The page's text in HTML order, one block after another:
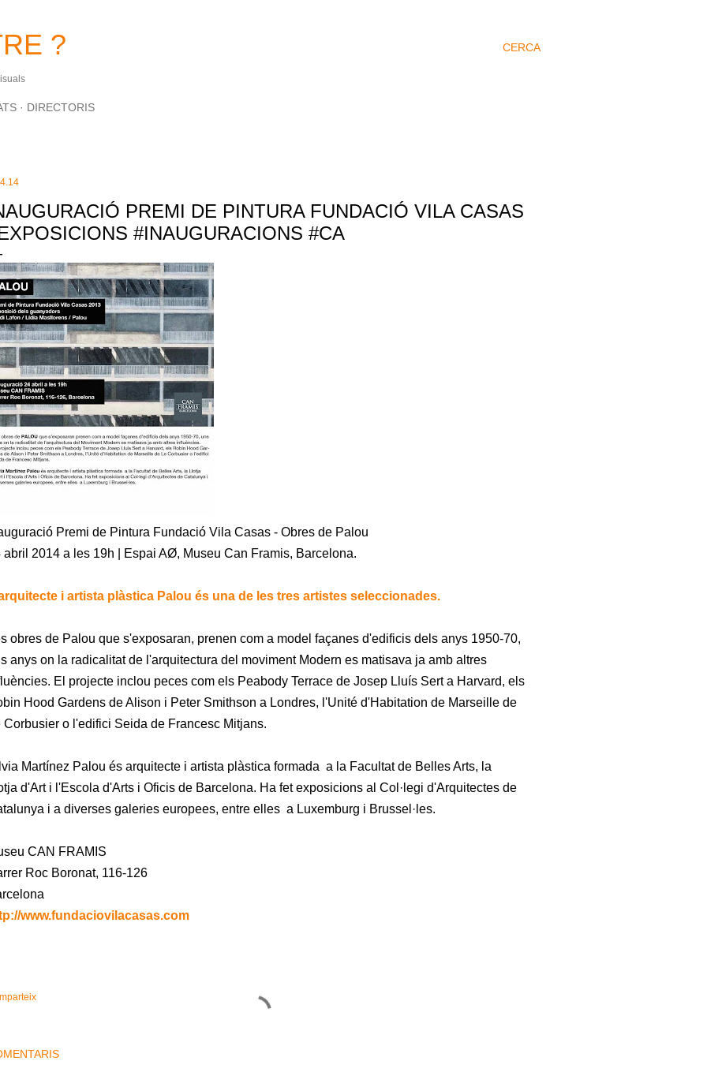
CERCA
?
DIRECTORIS
PREMI DE PINTURA FUNDACIÓ VILA CASAS
#INAUGURACIONS #CA
Premi de Pintura Fundació Vila Casas - Obres de Palou
abril 2014 a les 19h | Espai AØ, Museu Can Framis, Barcelona.
i artista plàstica Palou és una de les tres artistes seleccionades.
obres de Palou que s'exposaran, prenen com a model façanes d'edificis dels anys 1950-70,
anys on la radicalitat de l'arquitectura del moviment Modern es matisava ja amb altres
El projecte inclou peces com els Peabody Terrace de Josep Lluís Sert a Harvard, els
Hood Gardens de Alison i Peter Smithson a Londres, l'Unité d'Habitation de Marseille de
Corbusier o l'edifici Seida de Francesc Mitjans.
Martínez Palou és arquitecte i artista plàstica formada a la Facultat de Belles Arts, la
d'Art i l'Escola d'Arts i Oficis de Barcelona. Ha fet exposicions al Col·legi d'Arquitectes de
i a diverses galeries europees, entre elles a Luxemburg i Brussel·les.
CAN FRAMIS
Roc Boronat, 116-126
www.fundaciovilacasas.com